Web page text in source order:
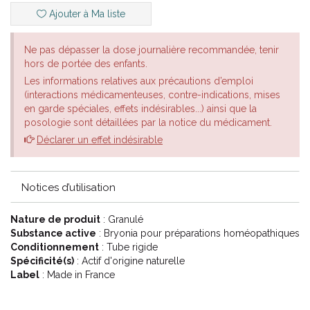
En infectiologie : en cas de grippe, pour le traitement des
bronchite accompagnée de toux sèche.
plus particulièrement les arthrites aiguës et la polyarthrite
rhumatoïde.
En gastro-entérologie : pour soulager une constipation
opiniâtre.
En gynécologie : pour traiter des troubles essentiellement
relatifs à un problème hormonal. Lorsque, hormis les quelques
jours avant les règles, la femme ressent des douleurs au niveau
En ophtalmologie : dans les cas de syndrome de l’œil sec.
En cas de syndrome inflammatoire : au niveau des voies
digestives et respiratoires, péricardites, pleurites, cholécystites.
Ajouter à Ma liste
Ne pas dépasser la dose journalière recommandée, tenir
hors de portée des enfants.
Les informations relatives aux précautions d’emploi
(interactions médicamenteuses, contre-indications, mises
en garde spéciales, effets indésirables...) ainsi que la
posologie sont détaillées par la notice du médicament.
Déclarer un effet indésirable
Notices d’utilisation
Nature de produit : Granulé
Substance active : Bryonia pour préparations homéopathiques
Conditionnement : Tube rigide
Spécificité(s) : Actif d'origine naturelle
Label : Made in France